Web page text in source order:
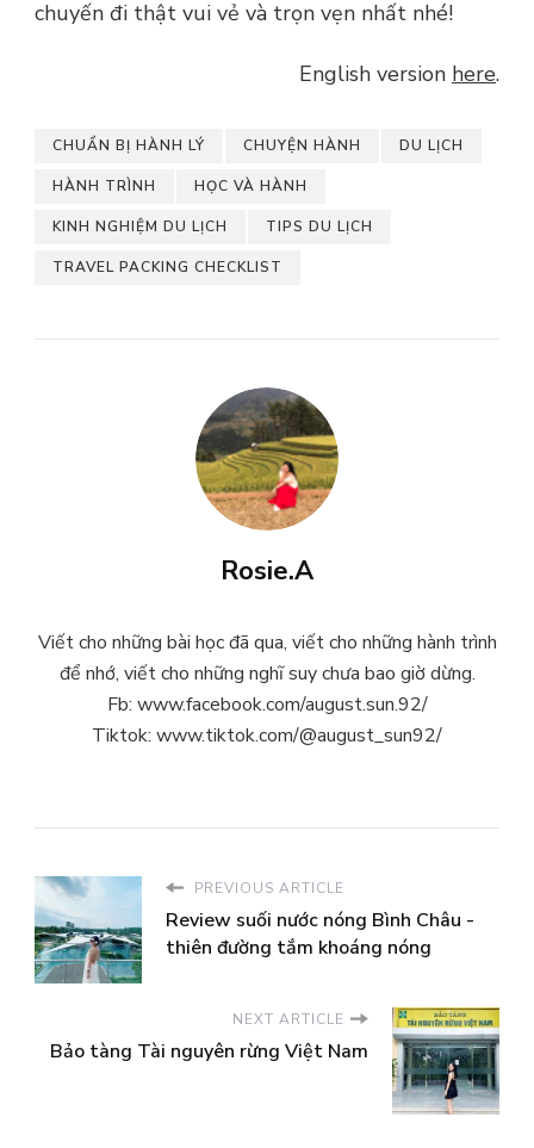
chuyến đi thật vui vẻ và trọn vẹn nhất nhé!
English version here.
CHUẨN BỊ HÀNH LÝ CHUYỆN HÀNH DU LỊCH
HÀNH TRÌNH HỌC VÀ HÀNH
KINH NGHIỆM DU LỊCH TIPS DU LỊCH
TRAVEL PACKING CHECKLIST
Rosie.A
Viết cho những bài học đã qua, viết cho những hành trình
để nhớ, viết cho những nghĩ suy chưa bao giờ dừng.
Fb: www.facebook.com/august.sun.92/
Tiktok: www.tiktok.com/@august_sun92/
PREVIOUS ARTICLE
Review suối nước nóng Bình Châu -
thiên đường tắm khoáng nóng
NEXT ARTICLE
Bảo tàng Tài nguyên rừng Việt Nam